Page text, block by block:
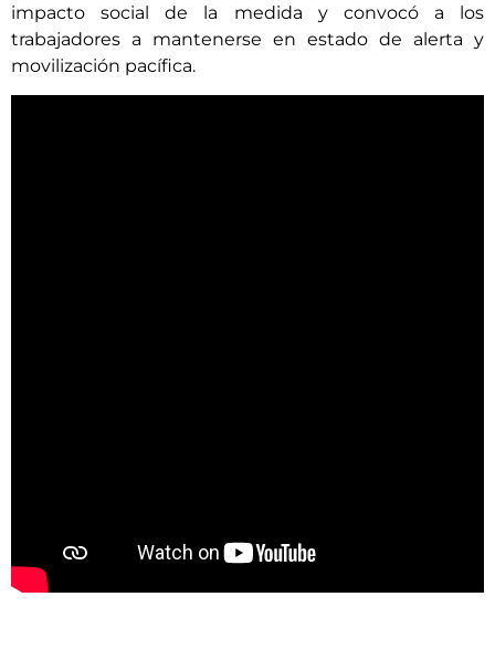
impacto social de la medida y convocó a los
trabajadores a mantenerse en estado de alerta y
movilización pacífica.